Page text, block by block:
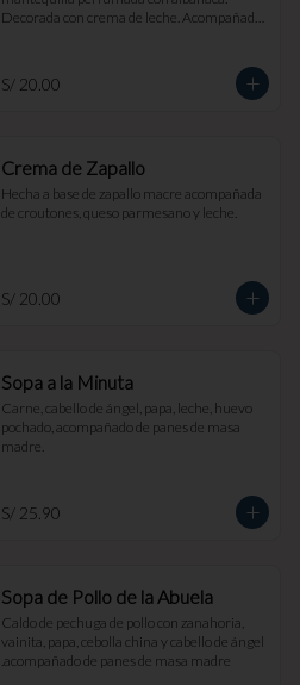
Decorada con crema de leche. Acompañada
S/ 20.00
Crema de Zapallo
Hecha a base de zapallo macre acompañada
de croutones, queso parmesano y leche.
S/ 20.00
Sopa a la Minuta
Carne, cabello de ángel, papa, leche, huevo
pochado, acompañado de panes de masa
madre.
S/ 25.90
Sopa de Pollo de la Abuela
Caldo de pechuga de pollo con zanahoria,
vainita, papa, cebolla china y cabello de ángel
.acompañado de panes de masa madre